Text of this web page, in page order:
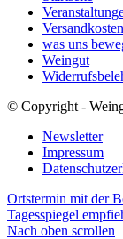
Versandkosten
was uns
Weingut
© Copyright -
Newsletter
Impressum
Ortstermin mit der
Tagesspiegel
Nach oben scrollen